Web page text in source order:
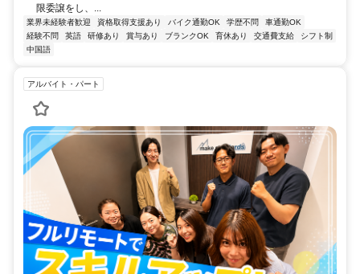
限委譲をし、...
業界未経験者歓迎 資格取得支援あり バイク通勤OK 学歴不問
車通勤OK
経験不問
英語 研修あり 賞与あり ブランクOK 育休あり 交通費支給
シフト制
中国語
アルバイト・パート